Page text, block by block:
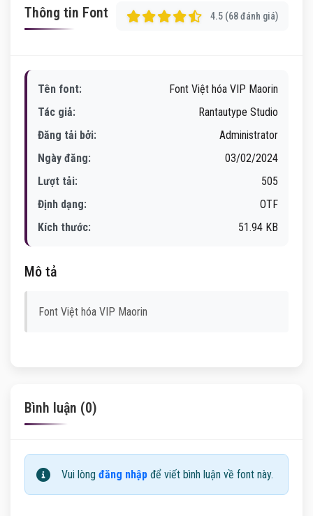
Thông tin Font 4.5 (68 đánh giá)
Tên font:
Font Việt hóa VIP Maorin
Tác giả:
Rantautype Studio
Đăng tải bởi:
Administrator
Ngày đăng:
03/02/2024
Lượt tải:
505
Định dạng:
OTF
Kích thước:
51.94 KB
Mô tả
Font Việt hóa VIP Maorin
Bình luận (0)
Vui lòng đăng nhập để viết bình luận về font này.